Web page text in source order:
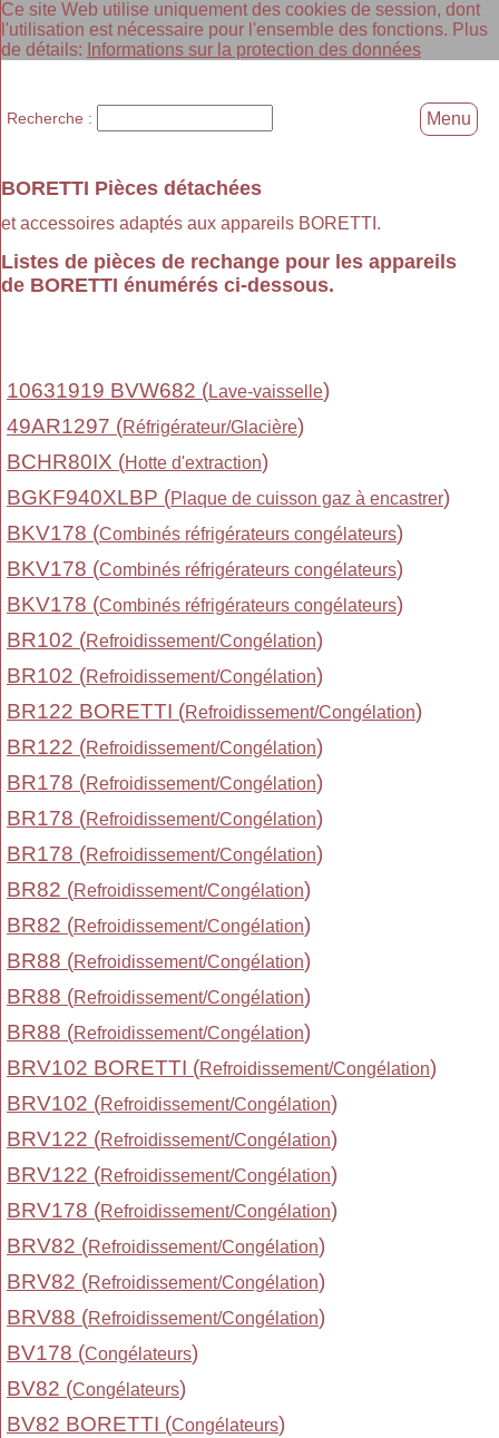
Ce site Web utilise uniquement des cookies de session, dont
l'utilisation est nécessaire pour l'ensemble des fonctions. Plus
de détails: Informations sur la protection des données
BORETTI Pièces détachées
et accessoires adaptés aux appareils BORETTI.
Listes de pièces de rechange pour les appareils
de BORETTI énumérés ci-dessous.
10631919 BVW682 (Lave-vaisselle)
49AR1297 (Réfrigérateur/Glacière)
BCHR80IX (Hotte d'extraction)
BGKF940XLBP (Plaque de cuisson gaz à encastrer)
BKV178 (Combinés réfrigérateurs congélateurs)
BKV178 (Combinés réfrigérateurs congélateurs)
BKV178 (Combinés réfrigérateurs congélateurs)
BR102 (Refroidissement/Congélation)
BR102 (Refroidissement/Congélation)
BR122 BORETTI (Refroidissement/Congélation)
BR122 (Refroidissement/Congélation)
BR178 (Refroidissement/Congélation)
BR178 (Refroidissement/Congélation)
BR178 (Refroidissement/Congélation)
BR82 (Refroidissement/Congélation)
BR82 (Refroidissement/Congélation)
BR88 (Refroidissement/Congélation)
BR88 (Refroidissement/Congélation)
BR88 (Refroidissement/Congélation)
BRV102 BORETTI (Refroidissement/Congélation)
BRV102 (Refroidissement/Congélation)
BRV122 (Refroidissement/Congélation)
BRV122 (Refroidissement/Congélation)
BRV178 (Refroidissement/Congélation)
BRV82 (Refroidissement/Congélation)
BRV82 (Refroidissement/Congélation)
BRV88 (Refroidissement/Congélation)
BV178 (Congélateurs)
BV82 (Congélateurs)
BV82 BORETTI (Congélateurs)
Recherche : Menu